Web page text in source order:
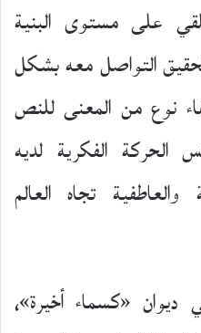
على مستوى البنية
التواصل معه بشكل
نوع من المعنى للنص
الحركة الفكرية لديه
تجاه العالم
«كسماء أخيرة»،